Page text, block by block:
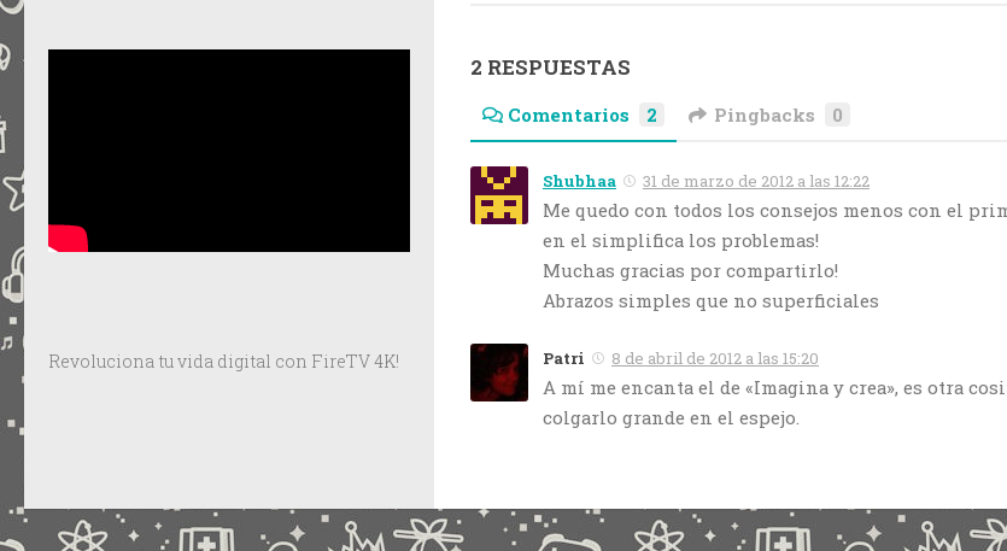
2 RESPUESTAS
Comentarios 2 Pingbacks 0
Shubhaa 31 de marzo de 2012 a las 12:22
Me quedo con todos los consejos menos con el
en el simplifica los problemas!
Muchas gracias por compartirlo!
Abrazos simples que no superficiales
Patri 8 de abril de 2012 a las 15:20
A mí me encanta el de «Imagina y crea», es otra
colgarlo grande en el espejo.
Revoluciona tu vida digital con FireTV 4K!